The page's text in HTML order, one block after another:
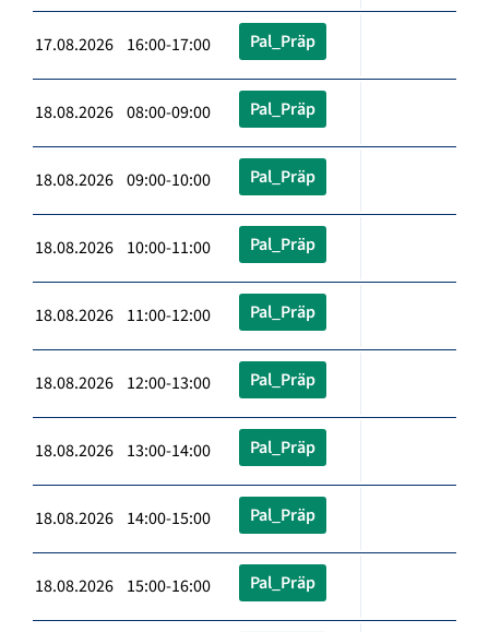
17.08.2026 16:00-17:00 Pal_Präp
18.08.2026 08:00-09:00 Pal_Präp
18.08.2026 09:00-10:00 Pal_Präp
18.08.2026 10:00-11:00 Pal_Präp
18.08.2026 11:00-12:00 Pal_Präp
18.08.2026 12:00-13:00 Pal_Präp
18.08.2026 13:00-14:00 Pal_Präp
18.08.2026 14:00-15:00 Pal_Präp
18.08.2026 15:00-16:00 Pal_Präp